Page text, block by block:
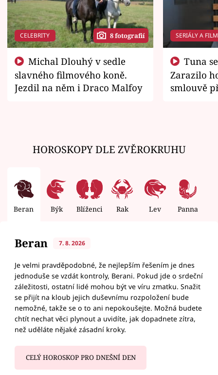
CELEBRITY 8 fotografií
slavného filmového koně.
Jezdil na něm i Draco Malfoy
SERIÁLY A
Zarazilo
smlouvě
HOROSKOPY DLE ZVĚROKRUHU
Beran Býk Blíženci Rak Lev Panna
Beran 7. 8. 2026
Je velmi pravděpodobné, že nejlepším řešením je dnes
jednoduše se vzdát kontroly, Berani. Pokud jde o srdeční
záležitosti, ostatní lidé mohou být ve víru zmatku. Snažit
se přijít na kloub jejich duševnímu rozpoložení bude
nemožné, takže se o to ani nepokoušejte. Možná budete
chtít nechat věci plynout a uvidíte, jak dopadnete zítra,
než uděláte nějaké zásadní kroky.
CELÝ HOROSKOP PRO DNEŠNÍ DEN